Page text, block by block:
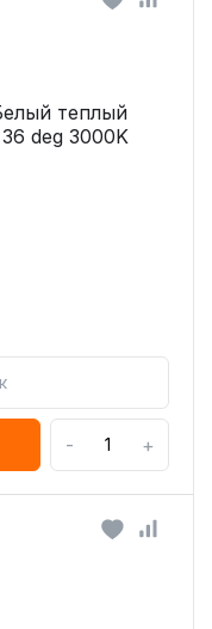
теплый
deg 3000K
- +